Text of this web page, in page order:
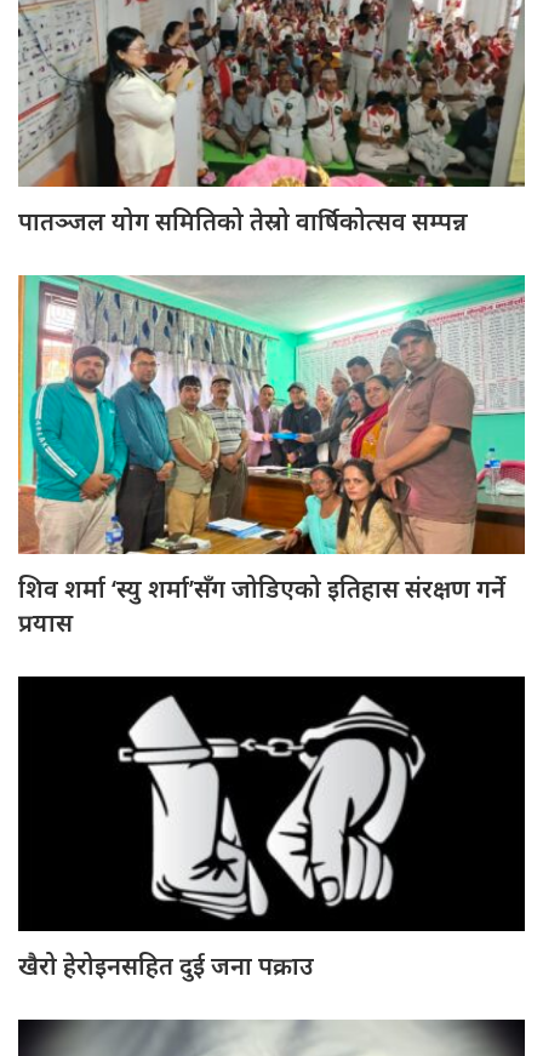
पातञ्जल योग समितिको तेस्रो वार्षिकोत्सव सम्पन्न
शिव शर्मा ‘स्यु शर्मा’सँग जोडिएको इतिहास संरक्षण गर्ने
प्रयास
खैरो हेरोइनसहित दुई जना पक्राउ